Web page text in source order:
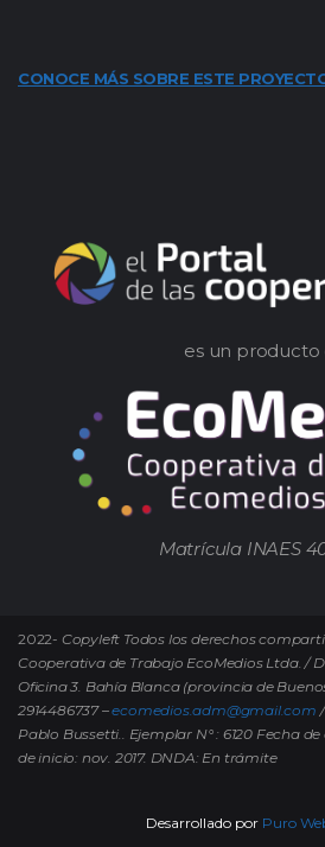
CONOCE MÁS SOBRE ESTE
es un producto
Matrícula INAES
2022- Copyleft Todos los derechos
Cooperativa de Trabajo EcoMedios Ltda. /
Oficina 3. Bahía Blanca (provincia de
2914486737 –ecomedios.adm@gmail.com
Pablo Bussetti.. Ejemplar N° : 6120 Fecha
de inicio: nov. 2017. DNDA: En trámite
Desarrollado por Puro